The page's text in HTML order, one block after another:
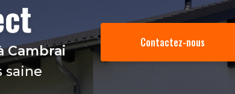
Cambrai
saine
Contactez-nous